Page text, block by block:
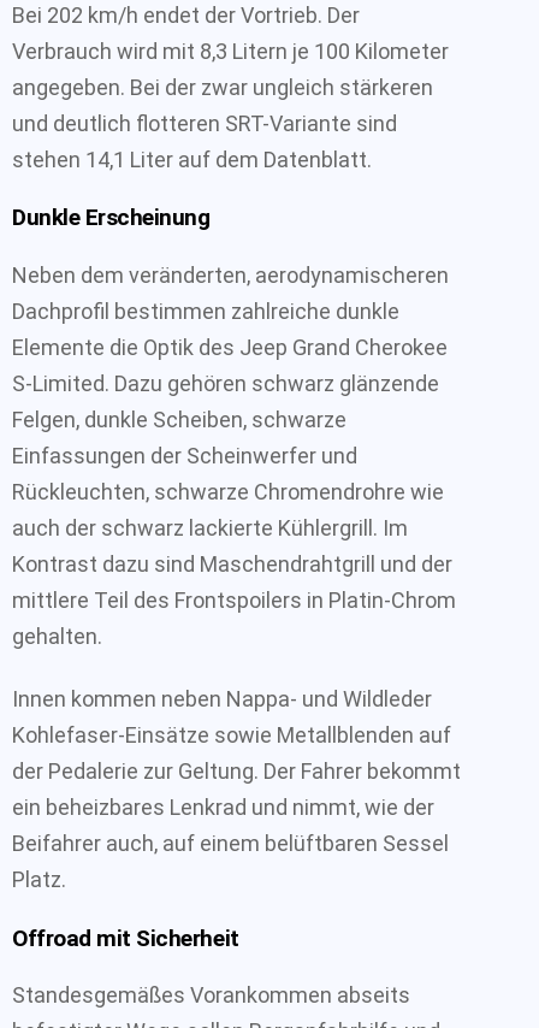
Bei 202 km/h endet der Vortrieb. Der
Verbrauch wird mit 8,3 Litern je 100 Kilometer
angegeben. Bei der zwar ungleich stärkeren
und deutlich flotteren SRT-Variante sind
stehen 14,1 Liter auf dem Datenblatt.
Dunkle Erscheinung
Neben dem veränderten, aerodynamischeren
Dachprofil bestimmen zahlreiche dunkle
Elemente die Optik des Jeep Grand Cherokee
S-Limited. Dazu gehören schwarz glänzende
Felgen, dunkle Scheiben, schwarze
Einfassungen der Scheinwerfer und
Rückleuchten, schwarze Chromendrohre wie
auch der schwarz lackierte Kühlergrill. Im
Kontrast dazu sind Maschendrahtgrill und der
mittlere Teil des Frontspoilers in Platin-Chrom
gehalten.
Innen kommen neben Nappa- und Wildleder
Kohlefaser-Einsätze sowie Metallblenden auf
der Pedalerie zur Geltung. Der Fahrer bekommt
ein beheizbares Lenkrad und nimmt, wie der
Beifahrer auch, auf einem belüftbaren Sessel
Platz.
Offroad mit Sicherheit
Standesgemäßes Vorankommen abseits